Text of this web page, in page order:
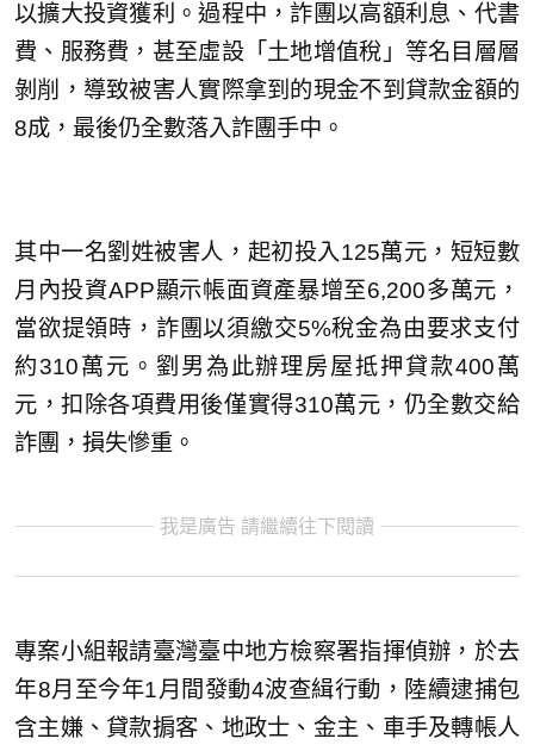
以擴大投資獲利。過程中，詐團以高額利息、代書
費、服務費，甚至虛設「土地增值稅」等名目層層
剝削，導致被害人實際拿到的現金不到貸款金額的
8成，最後仍全數落入詐團手中。
其中一名劉姓被害人，起初投入125萬元，短短數
月內投資APP顯示帳面資產暴增至6,200多萬元，
當欲提領時，詐團以須繳交5%稅金為由要求支付
約310萬元。劉男為此辦理房屋抵押貸款400萬
元，扣除各項費用後僅實得310萬元，仍全數交給
詐團，損失慘重。
我是廣告 請繼續往下閱讀
專案小組報請臺灣臺中地方檢察署指揮偵辦，於去
年8月至今年1月間發動4波查緝行動，陸續逮捕包
含主嫌、貸款掮客、地政士、金主、車手及轉帳人